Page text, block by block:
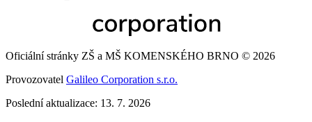
Oficiální stránky ZŠ a MŠ KOMENSKÉHO BRNO © 2026
Provozovatel Galileo Corporation s.r.o.
Poslední aktualizace: 13. 7. 2026